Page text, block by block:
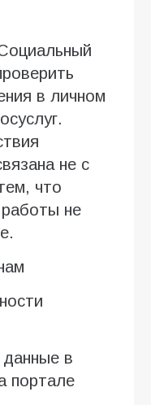
в личном
не с
что
не
данные в
портале